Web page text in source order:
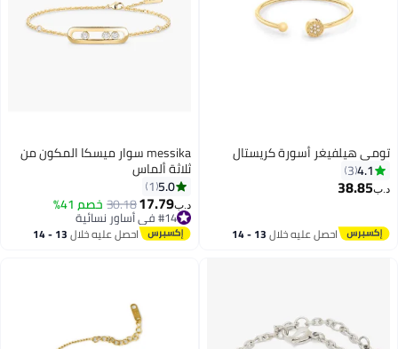
تومي هيلفيغر أسورة كريستال
4.1
3
د.ب‏38.85
احصل عليه خلال 13 - 14
messika سوار ميسكا المكون من
ثلاثة ألماس
5.0
1
د.ب‏17.79
30.18خصم 41%
#14 في أساور نسائية
#14 في أساور نسائية احصل عليه خلال 13 - 14